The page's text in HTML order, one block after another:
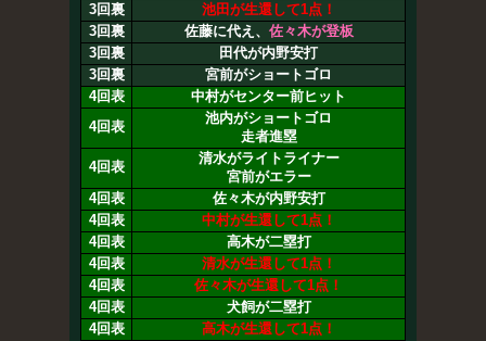
3回裏
池田が生還して1点！
3回裏
佐藤に代え、 佐々木が登板
3回裏
田代が内野安打
3回裏
宮前がショートゴロ
4回表
中村がセンター前ヒット
4回表
池内がショートゴロ
走者進塁
4回表
清水がライトライナー
宮前がエラー
4回表
佐々木が内野安打
4回表
中村が生還して1点！
4回表
高木が二塁打
4回表
清水が生還して1点！
4回表
佐々木が生還して1点！
4回表
犬飼が二塁打
4回表
高木が生還して1点！